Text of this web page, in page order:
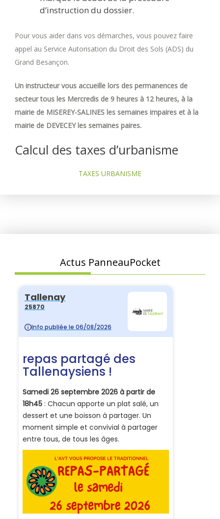
d’instruction du dossier.
Pour vous aider dans vos démarches, vous pouvez faire
appel au Service Autorisation du Droit des Sols (ADS) du
Grand Besançon.
Un instructeur vous accueille lors des permanences de
secteur tous les Mercredis de 9 heures à 12 heures, à la
mairie de MISEREY-SALINES les semaines impaires et à la
mairie de DEVECEY les semaines paires.
Calcul des taxes d’urbanisme
TAXES URBANISME
Actus PanneauPocket